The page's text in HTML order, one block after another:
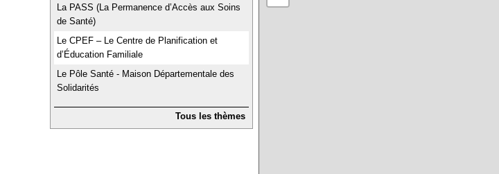
La PASS (La Permanence d’Accès aux Soins
de Santé)
Le CPEF – Le Centre de Planification et
d’Éducation Familiale
Le Pôle Santé - Maison Départementale des
Solidarités
Tous les thèmes